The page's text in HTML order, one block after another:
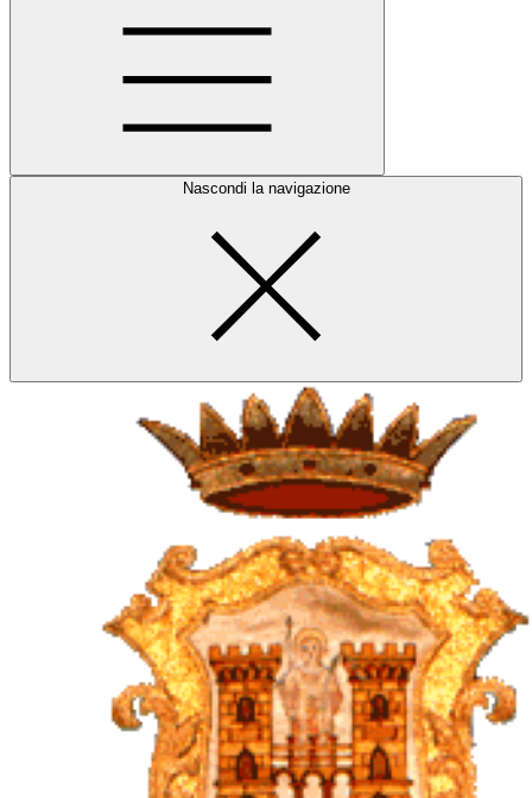
Nascondi la navigazione